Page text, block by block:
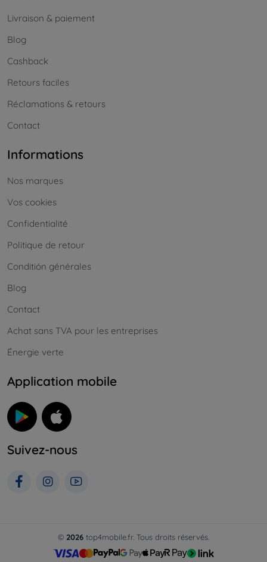
Livraison & paiement
Blog
Cashback
Retours faciles
Réclamations & retours
Contact
Informations
Nos marques
Vos cookies
Confidentialité
Politique de retour
Conditión générales
Blog
Contact
Achat sans TVA pour les entreprises
Énergie verte
Application mobile
Suivez-nous
© 2026 top4mobile.fr. Tous droits réservés.